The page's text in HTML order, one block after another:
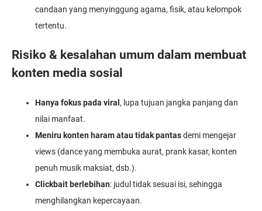
candaan yang menyinggung agama, fisik, atau kelompok
tertentu.
Risiko & kesalahan umum dalam membuat
konten media sosial
Hanya fokus pada viral , lupa tujuan jangka panjang dan
nilai manfaat.
Meniru konten haram atau tidak pantasdemi mengejar
views (dance yang membuka aurat, prank kasar, konten
penuh musik maksiat, dsb.).
Clickbait berlebihan: judul tidak sesuai isi, sehingga
menghilangkan kepercayaan.